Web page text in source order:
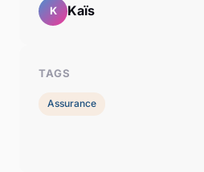
K Kaïs
TAGS
Assurance